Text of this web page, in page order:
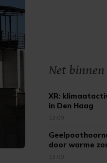
Net binnen
XR:
in Den Haag
13:09
door warme
meldingen
13:09